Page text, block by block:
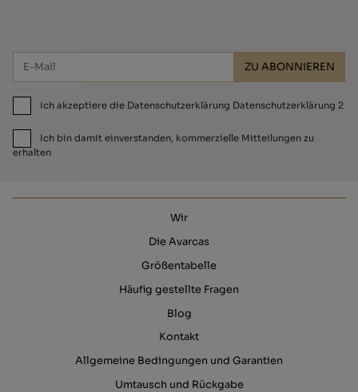
ZU ABONNIEREN
Ich akzeptiere die Datenschutzerklärung Datenschutzerklärung 2
Ich bin damit einverstanden, kommerzielle Mitteilungen zu
erhalten
Wir
Die Avarcas
Größentabelle
Häufig gestellte Fragen
Blog
Kontakt
Allgemeine Bedingungen und Garantien
Umtausch und Rückgabe